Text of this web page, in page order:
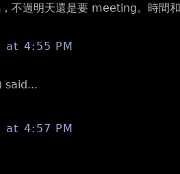
不過明天還是要 meeting。時間
at 4:55 PM
said...
at 4:57 PM